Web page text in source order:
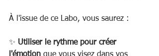
À l'issue de ce Labo, vous saurez :
✨ Utiliser le rythme pour créer